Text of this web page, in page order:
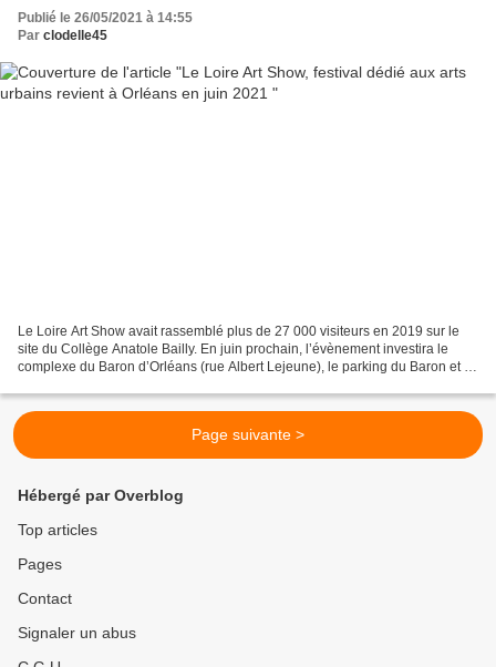
Publié le 26/05/2021 à 14:55
Par clodelle45
Le Loire Art Show avait rassemblé plus de 27 000 visiteurs en 2019 sur le
site du Collège Anatole Bailly. En juin prochain, l’évènement investira le
complexe du Baron d’Orléans (rue Albert Lejeune), le parking du Baron et la
Page suivante >
Hébergé par Overblog
Top articles
Pages
Contact
Signaler un abus